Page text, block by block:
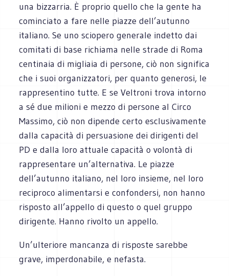
una bizzarria. È proprio quello che la gente ha
cominciato a fare nelle piazze dell’autunno
italiano. Se uno sciopero generale indetto dai
comitati di base richiama nelle strade di Roma
centinaia di migliaia di persone, ciò non significa
che i suoi organizzatori, per quanto generosi, le
rappresentino tutte. E se Veltroni trova intorno
a sé due milioni e mezzo di persone al Circo
Massimo, ciò non dipende certo esclusivamente
dalla capacità di persuasione dei dirigenti del
PD e dalla loro attuale capacità o volontà di
rappresentare un’alternativa. Le piazze
dell’autunno italiano, nel loro insieme, nel loro
reciproco alimentarsi e confondersi, non hanno
risposto all’appello di questo o quel gruppo
dirigente. Hanno rivolto un appello.
Un’ulteriore mancanza di risposte sarebbe
grave, imperdonabile, e nefasta.